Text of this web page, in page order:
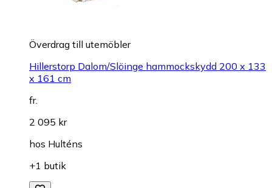
Överdrag till utemöbler
Hillerstorp Dalom/Slöinge hammockskydd 200 x 133
x 161 cm
fr.
2 095 kr
hos Hulténs
+1 butik